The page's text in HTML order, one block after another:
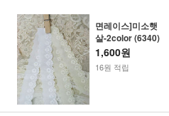
면레이스]미소햇
살-2color (6340)
1,600원
16원 적립